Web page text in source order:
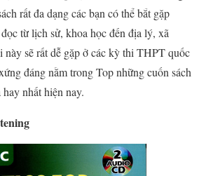
rất đa dạng các bạn có thể bắt gặp
từ lịch sử, khoa học đến địa lý, xã
sẽ rất dễ gặp ở các kỳ thi THPT quốc
đáng nằm trong Top những cuốn sách
nhất hiện nay.